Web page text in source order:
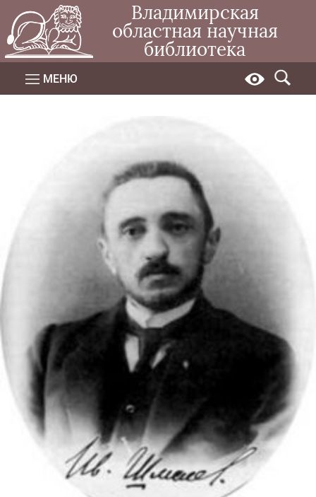
Владимирская
областная научная
библиотека
МЕНЮ